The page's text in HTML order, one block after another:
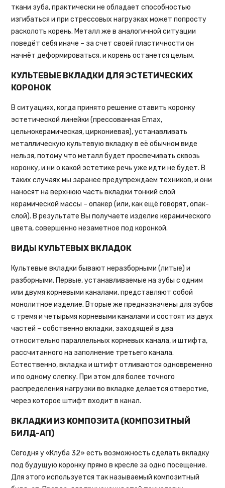
ткани зуба, практически не обладает способностью
изгибаться и при стрессовых нагрузках может попросту
расколоть корень. Металл же в аналогичной ситуации
поведёт себя иначе – за счет своей пластичности он
начнёт деформироваться, и корень останется целым.
КУЛЬТЕВЫЕ ВКЛАДКИ ДЛЯ ЭСТЕТИЧЕСКИХ
КОРОНОК
В ситуациях, когда принято решение ставить коронку
эстетической линейки (прессованная Emax,
цельнокерамическая, циркониевая), устанавливать
металлическую культевую вкладку в её обычном виде
нельзя, потому что металл будет просвечивать сквозь
коронку, и ни о какой эстетике речь уже идти не будет. В
таких случаях мы заранее предупреждаем техников, и они
наносят на верхнюю часть вкладки тонкий слой
керамической массы – опакер (или, как ещё говорят, опак-
слой). В результате Вы получаете изделие керамического
цвета, совершенно незаметное под коронкой.
ВИДЫ КУЛЬТЕВЫХ ВКЛАДОК
Культевые вкладки бывают неразборными (литые) и
разборными. Первые, устанавливаемые на зубы с одним
или двумя корневыми каналами, представляют собой
монолитное изделие. Вторые же предназначены для зубов
с тремя и четырьмя корневыми каналами и состоят из двух
частей – собственно вкладки, заходящей в два
относительно параллельных корневых канала, и штифта,
рассчитанного на заполнение третьего канала.
Естественно, вкладка и штифт отливаются одновременно
и по одному слепку. При этом для более точного
распределения нагрузки во вкладке делается отверстие,
через которое штифт входит в канал.
ВКЛАДКИ ИЗ КОМПОЗИТА (КОМПОЗИТНЫЙ
БИЛД-АП)
Сегодня у «Клуба 32» есть возможность сделать вкладку
под будущую коронку прямо в кресле за одно посещение.
Для этого используется так называемый композитный